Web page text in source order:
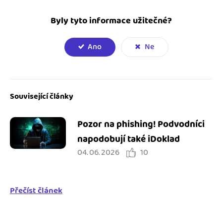
Byly tyto informace užitečné?
Ano Ne
Související články
Pozor na phishing! Podvodníci
napodobují také iDoklad
04. 06. 2026 10
Přečíst článek